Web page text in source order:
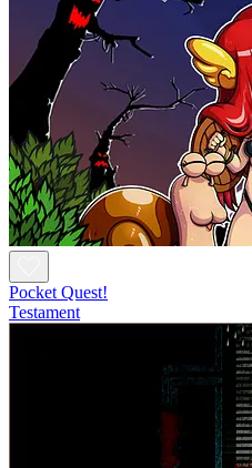
Pocket Quest!
Testament